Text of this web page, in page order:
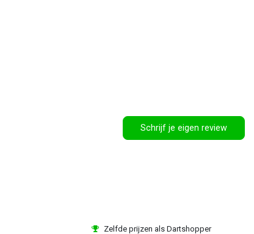
Schrijf je eigen review
Zelfde prijzen als Dartshopper